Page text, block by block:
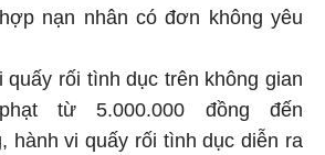
nạn nhân có đơn không yêu
quấy rối tình dục trên không gian
từ 5.000.000 đồng đến
hành vi quấy rối tình dục diễn ra